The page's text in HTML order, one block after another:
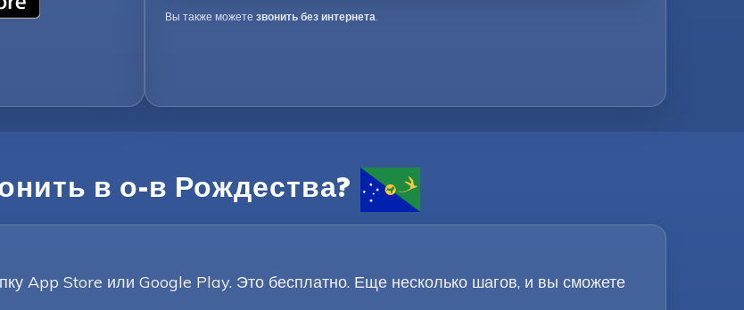
Вы также можете звонить без интернета
в о-в Рождества?
App Store или Google Play. Это бесплатно. Еще несколько шагов, и вы сможете